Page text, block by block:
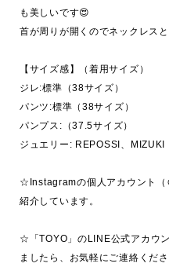
も美しいです😍
首が周りが開くのでネックレス
【サイズ感】（着用サイズ）
ジレ:標準（38サイズ）
パンツ:標準（38サイズ）
パンプス:（37.5サイズ）
ジュエリー: REPOSSI、MIZUKI
☆Instagramの個人アカウント（
紹介しています。
☆「TOYO」のLINE公式アカウ
ましたら、お気軽にご連絡くだ